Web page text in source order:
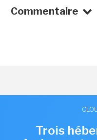
Commentaire
Trois